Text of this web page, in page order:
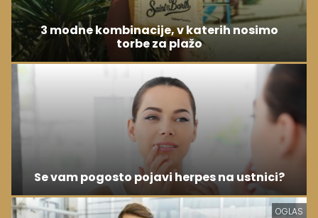
3 modne kombinacije, v katerih nosimo
torbe za plažo
Se vam pogosto pojavi herpes na ustnici?
OGLAS